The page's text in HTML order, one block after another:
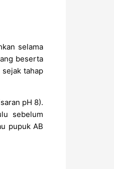
selama
beserta
tahap
pH 8).
sebelum
pupuk AB